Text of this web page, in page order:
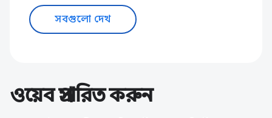
সবগুলো দেখ
ওয়েব প্রসারিত করুন